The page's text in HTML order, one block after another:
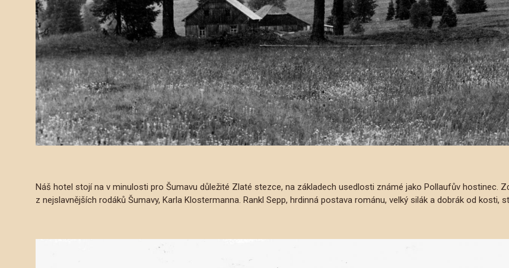
Náš hotel stojí na v minulosti pro Šumavu důležité Zlaté stezce, na základech usedlosti známé jako Pollaufův hostinec.
z nejslavnějších rodáků Šumavy, Karla Klostermanna. Rankl Sepp, hrdinná postava románu, velký silák a dobrák od